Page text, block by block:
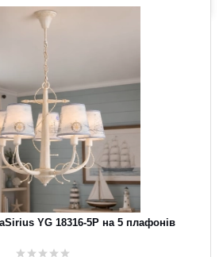
YG 18316-5P на 5 плафонів